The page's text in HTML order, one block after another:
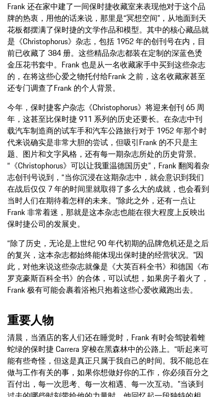
Frank 还在家中建了一间保时捷收藏室来表现他对于这个品
牌的热衷，用他的话来说，那里是“冥想空间”，从地面到天
花板都摆满了保时捷的文学作品和模型。其中的核心藏品就
是《Christophorus》杂志，包括 1952 年的创刊号在内，目
前已收藏了 384 册。这些精品杂志都装在定制的深蓝色烫
金压花书套中。Frank 也是从一名收藏家手中买到这些杂志
的，在将这些心爱之物托付给Frank 之前，这名收藏家甚至
还专门调查了Frank 的个人背景。
今年，保时捷客户杂志《Christophorus》将迎来创刊 65 周
年，这甚至比保时捷 911 系列的历史还要长。在杂志中刊
载汽车制造商的试车手和汽车公路旅行对于 1952 年那个时
代来说确实是非常大胆的尝试，但吸引Frank 的不只是主
题、图片和文字风格，还有每一期杂志所处的历史背景。
“《Christophorus》可以让我重温德国历史”，Frank 翻阅着杂
志创刊号说到，“当你沉浸在这期杂志中，就会意识到我们
在战后仅仅 7 年的时间里就取得了多么大的成就，也会看到
当时人们在期待着怎样的未来。”除此之外，还有一点让
Frank 非常着迷，那就是这本杂志也能在很大程度上反映出
保时捷公司的发展史。
“除了历史，无论是上世纪 90 年代初期的品牌危机还是之后
的复兴，这本杂志都始终能体现出保时捷的经营状况。”因
此，对他来说这些杂志就像是《大英百科全书》和德国《布
罗克豪斯百科全书》的合体，可以试想，如果房子着火了，
Frank 极有可能会裹着浴袍只抱着这些心爱收藏跑出去。
重要人物
清晨，当酒店的客人们还在睡觉时，Frank 有时会驾驶着蝰
蛇绿的保时捷 Carrera 穿梭在黑森林中的公路上。“听起来可
能有些奇怪，但这是真正只属于我自己的时间。我不能总在
做与工作有关的事，如果你想做好你的工作，你必须百分之
百付出，每一次思考、每一次相遇、每一次互动。”当谈到